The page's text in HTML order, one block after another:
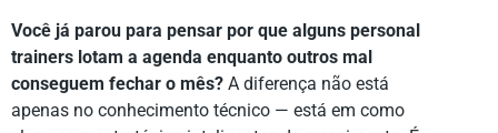
Você já parou para pensar por que alguns personal
trainers lotam a agenda enquanto outros mal
conseguem fechar o mês? A diferença não está
apenas no conhecimento técnico — está em como